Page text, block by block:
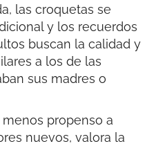
las croquetas se
y los recuerdos
buscan la calidad y
a los de las
sus madres o
propenso a
nuevos, valora la